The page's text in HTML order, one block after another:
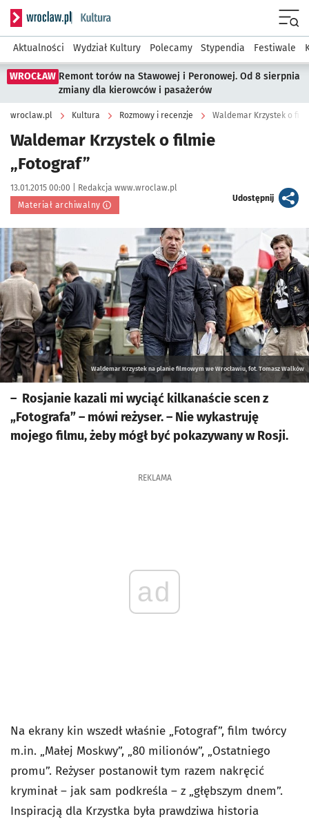
Serwis informacyjny wroclaw.pl podserwis: Kultura
Aktualności Wydział Kultury Polecamy Stypendia Festiwale
WROCŁAW Remont torów na Stawowej i Peronowej. Od 8 sierpnia
zmiany dla kierowców i pasażerów
wroclaw.pl Kultura Rozmowy i recenzje Waldemar Krzystek o
Waldemar Krzystek o filmie
„Fotograf”
Data publikacji:
13.01.2015 00:00 | Autor:
Redakcja www.wroclaw.pl
Materiał archiwalny
Udostępnijartykuł
Kliknij, aby powiększyć
Waldemar Krzystek na planie filmowym we Wrocławiu, fot. Tomasz Walków
– Rosjanie kazali mi wyciąć kilkanaście scen z
„Fotografa” – mówi reżyser. – Nie wykastruję
mojego filmu, żeby mógł być pokazywany w Rosji.
REKLAMA
ad
Na ekrany kin wszedł właśnie „Fotograf”, film twórcy
m.in. „Małej Moskwy”, „80 milionów”, „Ostatniego
promu”. Reżyser postanowił tym razem nakręcić
kryminał – jak sam podkreśla – z „głębszym dnem”.
Inspiracją dla Krzystka była prawdziwa historia